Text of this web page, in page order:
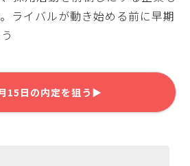
ライバルが動き始める前に早期
15日 の内定を狙う▶